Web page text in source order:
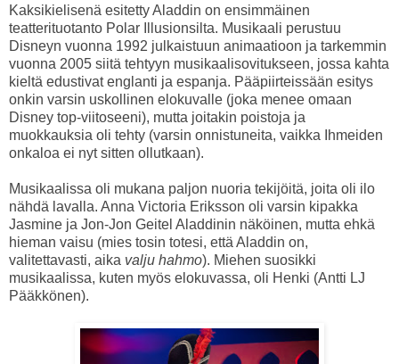
Kaksikielisenä esitetty Aladdin on ensimmäinen
teatterituotanto Polar Illusionsilta. Musikaali perustuu
Disneyn vuonna 1992 julkaistuun animaatioon ja tarkemmin
vuonna 2005 siitä tehtyyn musikaalisovitukseen, jossa kahta
kieltä edustivat englanti ja espanja. Pääpiirteissään esitys
onkin varsin uskollinen elokuvalle (joka menee omaan
Disney top-viitoseeni), mutta joitakin poistoja ja
muokkauksia oli tehty (varsin onnistuneita, vaikka Ihmeiden
onkaloa ei nyt sitten ollutkaan).
Musikaalissa oli mukana paljon nuoria tekijöitä, joita oli ilo
nähdä lavalla. Anna Victoria Eriksson oli varsin kipakka
Jasmine ja Jon-Jon Geitel Aladdinin näköinen, mutta ehkä
hieman vaisu (mies tosin totesi, että Aladdin on,
valitettavasti, aika valju hahmo). Miehen suosikki
musikaalissa, kuten myös elokuvassa, oli Henki (Antti LJ
Pääkkönen).